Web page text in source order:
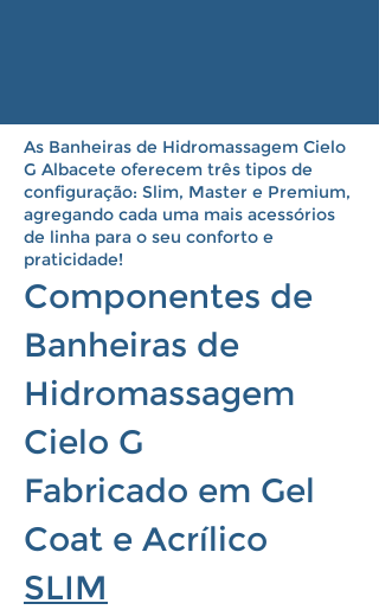
As Banheiras de Hidromassagem Cielo
G Albacete oferecem três tipos de
configuração: Slim, Master e Premium,
agregando cada uma mais acessórios
de linha para o seu conforto e
praticidade!
Componentes de
Banheiras de
Hidromassagem
Cielo G
Fabricado em Gel
Coat e Acrílico
SLIM